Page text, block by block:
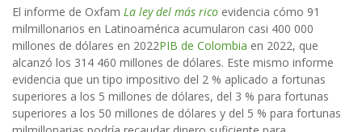
El informe de Oxfam La ley del más rico evidencia cómo 91
milmillonarios en Latinoamérica acumularon casi 400 000
millones de dólares en 2022PIB de Colombia en 2022, que
alcanzó los 314 460 millones de dólares. Este mismo informe
evidencia que un tipo impositivo del 2 % aplicado a fortunas
superiores a los 5 millones de dólares, del 3 % para fortunas
superiores a los 50 millones de dólares y del 5 % para fortunas